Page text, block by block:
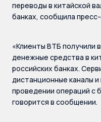
переводы в китайской
банках, сообщила
«Клиенты ВТБ получили
денежные средства в
российских банках.
дистанционные каналы
проведении операций с
говорится в сообщении.